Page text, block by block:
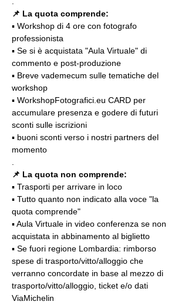
📌 La quota comprende:
▪️ Workshop di 4 ore con fotografo
professionista
▪️ Se si è acquistata "Aula Virtuale" di
commento e post-produzione
▪️ Breve vademecum sulle tematiche del
workshop
▪️ WorkshopFotografici.eu CARD per
accumulare presenza e godere di futuri
sconti sulle iscrizioni
▪️ buoni sconti verso i nostri partners del
momento
📌 La quota non comprende:
▪️ Trasporti per arrivare in loco
▪️ Tutto quanto non indicato alla voce "la
quota comprende"
▪️ Aula Virtuale in video conferenza se non
acquistata in abbinamento al biglietto
▪️ Se fuori regione Lombardia: rimborso
spese di trasporto/vitto/alloggio che
verranno concordate in base al mezzo di
trasporto/vitto/alloggio, ticket e/o dati
ViaMichelin